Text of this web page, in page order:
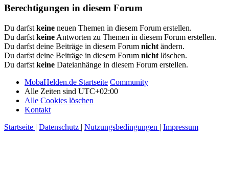
Berechtigungen in diesem Forum
Du darfst keine neuen Themen in diesem Forum erstellen.
Du darfst keine Antworten zu Themen in diesem Forum erstellen.
Du darfst deine Beiträge in diesem Forum nicht ändern.
Du darfst deine Beiträge in diesem Forum nicht löschen.
Du darfst keine Dateianhänge in diesem Forum erstellen.
MobaHelden.de Startseite Community
Alle Zeiten sind UTC+02:00
Alle Cookies löschen
Kontakt
Startseite | Datenschutz | Nutzungsbedingungen | Impressum